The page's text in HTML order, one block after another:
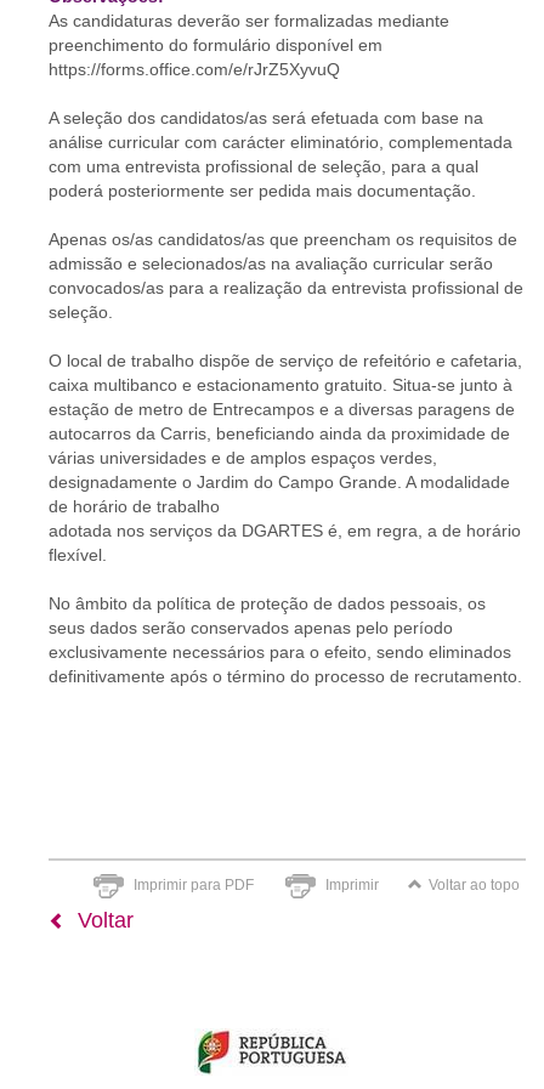
As candidaturas deverão ser formalizadas mediante
preenchimento do formulário disponível em
https://forms.office.com/e/rJrZ5XyvuQ
A seleção dos candidatos/as será efetuada com base na
análise curricular com carácter eliminatório, complementada
com uma entrevista profissional de seleção, para a qual
poderá posteriormente ser pedida mais documentação.
Apenas os/as candidatos/as que preencham os requisitos de
admissão e selecionados/as na avaliação curricular serão
convocados/as para a realização da entrevista profissional de
seleção.
O local de trabalho dispõe de serviço de refeitório e cafetaria,
caixa multibanco e estacionamento gratuito. Situa-se junto à
estação de metro de Entrecampos e a diversas paragens de
autocarros da Carris, beneficiando ainda da proximidade de
várias universidades e de amplos espaços verdes,
designadamente o Jardim do Campo Grande. A modalidade
de horário de trabalho
adotada nos serviços da DGARTES é, em regra, a de horário
flexível.
No âmbito da política de proteção de dados pessoais, os
seus dados serão conservados apenas pelo período
exclusivamente necessários para o efeito, sendo eliminados
definitivamente após o término do processo de recrutamento.
Imprimir para PDF Imprimir Voltar ao topo
Voltar